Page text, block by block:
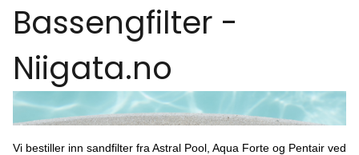
Bassengfilter -
Niigata.no
Vi bestiller inn sandfilter fra Astral Pool, Aqua Forte og Pentair ved